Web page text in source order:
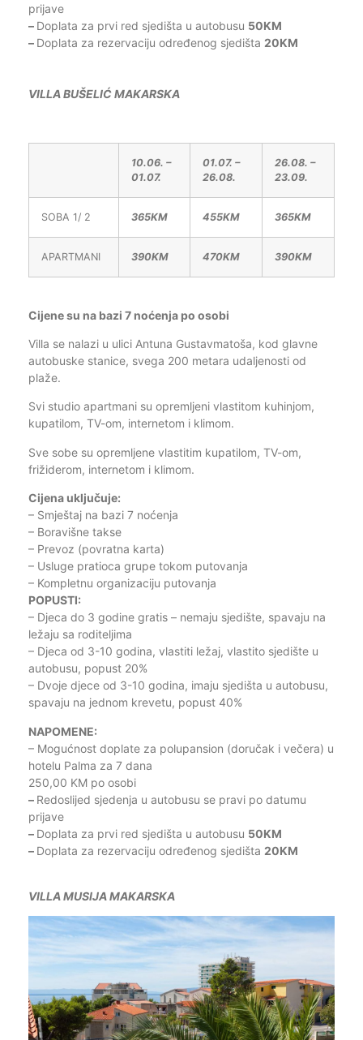
prijave
– Doplata za prvi red sjedišta u autobusu 50KM
– Doplata za rezervaciju određenog sjedišta 20KM
VILLA BUŠELIĆ MAKARSKA
10.06. –
01.07.
01.07. –
26.08.
26.08. –
23.09.
SOBA 1/ 2 365KM 455KM 365KM
APARTMANI 390KM 470KM 390KM
Cijene su na bazi 7 noćenja po osobi
Villa se nalazi u ulici Antuna Gustavmatoša, kod glavne
autobuske stanice, svega 200 metara udaljenosti od
plaže.
Svi studio apartmani su opremljeni vlastitom kuhinjom,
kupatilom, TV-om, internetom i klimom.
Sve sobe su opremljene vlastitim kupatilom, TV-om,
frižiderom, internetom i klimom.
Cijena uključuje:
– Smještaj na bazi 7 noćenja
– Boravišne takse
– Prevoz (povratna karta)
– Usluge pratioca grupe tokom putovanja
– Kompletnu organizaciju putovanja
POPUSTI:
– Djeca do 3 godine gratis – nemaju sjedište, spavaju na
ležaju sa roditeljima
– Djeca od 3-10 godina, vlastiti ležaj, vlastito sjedište u
autobusu, popust 20%
– Dvoje djece od 3-10 godina, imaju sjedišta u autobusu,
spavaju na jednom krevetu, popust 40%
NAPOMENE:
– Mogućnost doplate za polupansion (doručak i večera) u
hotelu Palma za 7 dana
250,00 KM po osobi
– Redoslijed sjedenja u autobusu se pravi po datumu
prijave
– Doplata za prvi red sjedišta u autobusu 50KM
– Doplata za rezervaciju određenog sjedišta 20KM
VILLA MUSIJA MAKARSKA